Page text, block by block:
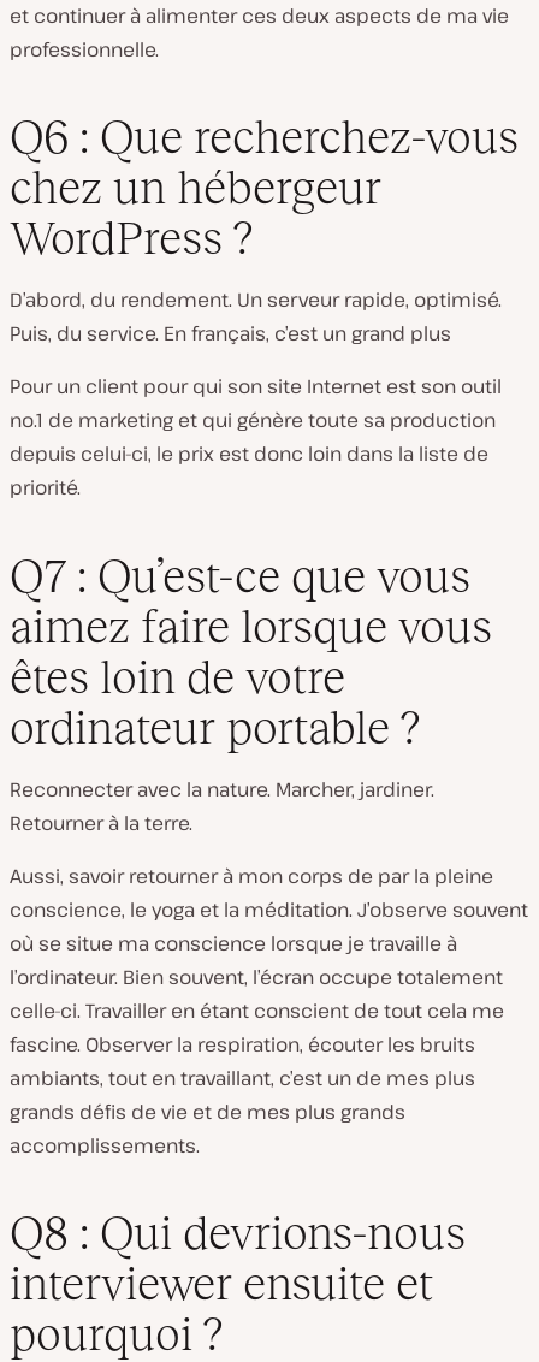
et continuer à alimenter ces deux aspects de ma vie
professionnelle.
Q6 : Que recherchez-vous
chez un hébergeur
WordPress ?
D’abord, du rendement. Un serveur rapide, optimisé.
Puis, du service. En français, c’est un grand plus
Pour un client pour qui son site Internet est son outil
no.1 de marketing et qui génère toute sa production
depuis celui-ci, le prix est donc loin dans la liste de
priorité.
Q7 : Qu’est-ce que vous
aimez faire lorsque vous
êtes loin de votre
ordinateur portable ?
Reconnecter avec la nature. Marcher, jardiner.
Retourner à la terre.
Aussi, savoir retourner à mon corps de par la pleine
conscience, le yoga et la méditation. J’observe souvent
où se situe ma conscience lorsque je travaille à
l’ordinateur. Bien souvent, l’écran occupe totalement
celle-ci. Travailler en étant conscient de tout cela me
fascine. Observer la respiration, écouter les bruits
ambiants, tout en travaillant, c’est un de mes plus
grands défis de vie et de mes plus grands
accomplissements.
Q8 : Qui devrions-nous
interviewer ensuite et
pourquoi ?